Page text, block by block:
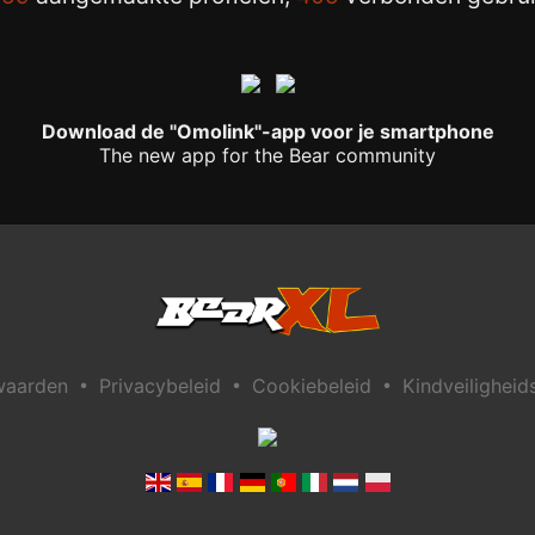
Download de "Omolink"-app voor je smartphone
The new app for the Bear community
• Privacybeleid • Cookiebeleid •